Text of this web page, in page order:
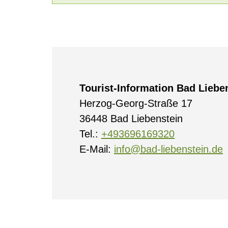
Tourist-Information Bad
Herzog-Georg-Straße 17
36448 Bad Liebenstein
Tel.: +493696169320
E-Mail: info@bad-liebenstein.de